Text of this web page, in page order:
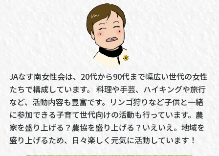
JAなす南女性会は、20代から90代まで幅広い世代の女性
たちで構成しています。 料理や手芸、ハイキングや旅行
など、活動内容も豊富です。リンゴ狩りなど子供と一緒
に参加できる子育て世代向けの活動も行っています。農
家を盛り上げる？農協を盛り上げる？いえいえ。地域を
盛り上げるため、日々楽しく元気に活動しています！